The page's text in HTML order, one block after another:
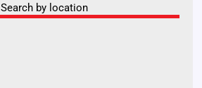
Search by location